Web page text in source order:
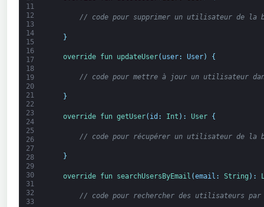
11
12
13
14
15
16
17
18
19
20
21
22
23
24
25
26
27
28
29
30
31
32
33
// code pour supprimer un utilisateur de la
}
override fun updateUser( user: User) {
// code pour mettre à jour un utilisateur
}
override fun getUser( id : Int ) : User {
// code pour récupérer un utilisateur de la
}
override fun searchUsersByEmail (email : String ) :
// code pour rechercher des utilisateurs par